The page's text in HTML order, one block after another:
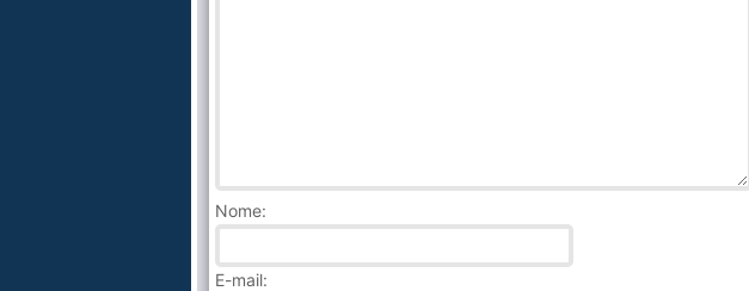
Nome:
E-mail: